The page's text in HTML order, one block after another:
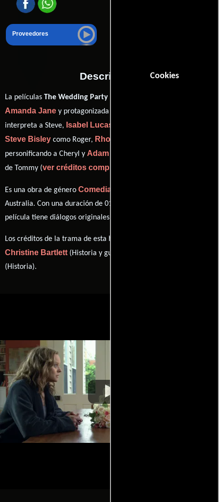
Cookies
Proveedores
Descripción
La películas The Wedding Party
Amanda Jane y protagonizada por
interpreta a Steve, Isabel Lucas
Steve Bisley como Roger, Rhonda Burchmore
personificando a Cheryl y Adam Zwar
de Tommy (ver créditos completos
Es una obra de género Comedia
Australia. Con una duración de 01 hr 37 min (97 minutos), esta
película tiene diálogos originales en
Los créditos de la trama de esta historia están divididos entre
Christine Bartlett(Historia y guión) y
(Historia).